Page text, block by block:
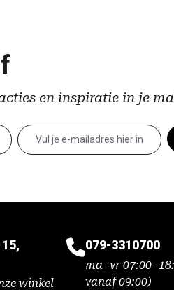
en inspiratie in je
winkel
079-3310700
ma–vr
vanaf 09:00)